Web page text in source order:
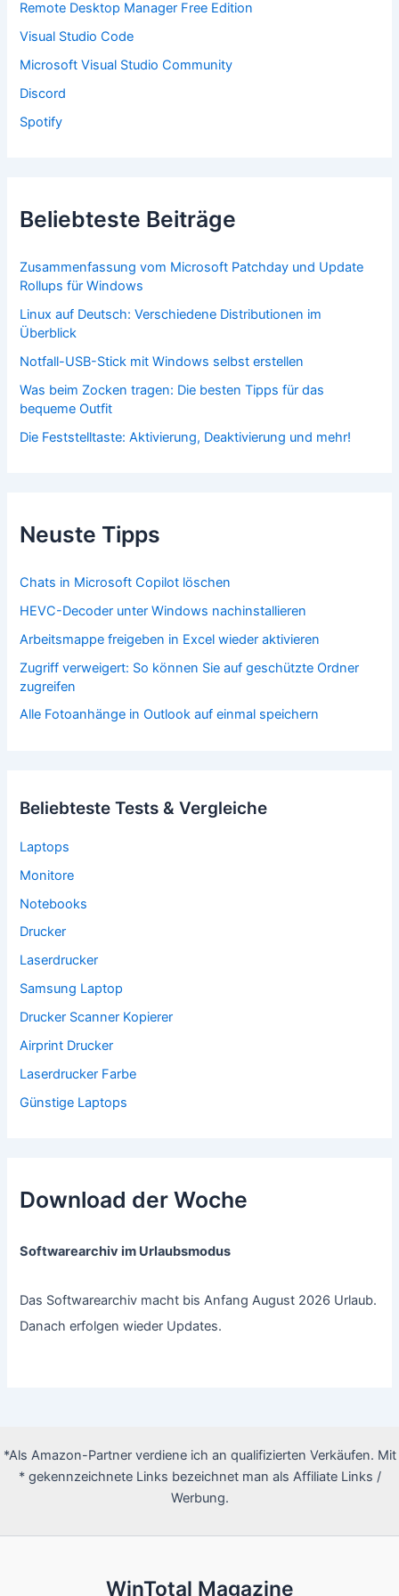
h
:
Remote Desktop Manager Free Edition
Visual Studio Code
Microsoft Visual Studio Community
Discord
Spotify
Beliebteste Beiträge
Zusammenfassung vom Microsoft Patchday und Update
Rollups für Windows
Linux auf Deutsch: Verschiedene Distributionen im
Überblick
Notfall-USB-Stick mit Windows selbst erstellen
Was beim Zocken tragen: Die besten Tipps für das
bequeme Outfit
Die Feststelltaste: Aktivierung, Deaktivierung und mehr!
Neuste Tipps
Chats in Microsoft Copilot löschen
HEVC-Decoder unter Windows nachinstallieren
Arbeitsmappe freigeben in Excel wieder aktivieren
Zugriff verweigert: So können Sie auf geschützte Ordner
zugreifen
Alle Fotoanhänge in Outlook auf einmal speichern
Beliebteste Tests & Vergleiche
Laptops
Monitore
Notebooks
Drucker
Laserdrucker
Samsung Laptop
Drucker Scanner Kopierer
Airprint Drucker
Laserdrucker Farbe
Günstige Laptops
Download der Woche
Softwarearchiv im Urlaubsmodus
Das Softwarearchiv macht bis Anfang August 2026 Urlaub.
Danach erfolgen wieder Updates.
*Als Amazon-Partner verdiene ich an qualifizierten Verkäufen. Mit
* gekennzeichnete Links bezeichnet man als Affiliate Links /
Werbung.
WinTotal Magazine